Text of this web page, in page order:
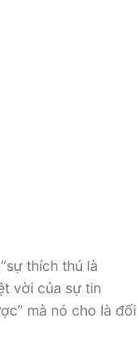
thích thú là
vời của sự tin
mà nó cho là đối